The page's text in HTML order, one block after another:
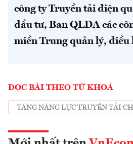
công ty Truyền tải điện
đầu tư, Ban QLDA các
miền Trung quản lý, điều
ĐỌC BÀI THEO TỪ KHOÁ
TĂNG NĂNG LỰC TRUYỀN TẢI